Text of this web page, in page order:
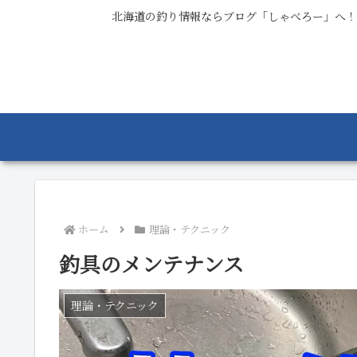
北海道の釣り情報ならブログ「しゃべろー」へ
ホーム 理論・テクニック
釣具のメンテナンス
理論・テクニック